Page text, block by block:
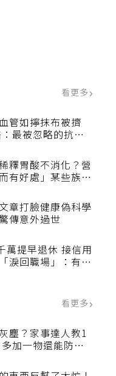
看更多
管如擰抹布被擠
最被忽略的抗老
釋胃酸不消化？營
有好處」某些族群
章打臉健康偽科學
傳意外過世
萬提早退休 接信用
淚回職場」：有錢
塵？家事達人教1